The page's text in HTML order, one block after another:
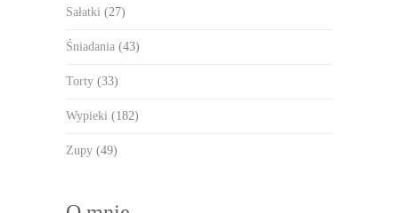
Sałatki (27)
Śniadania (43)
Torty (33)
Wypieki (182)
Zupy (49)